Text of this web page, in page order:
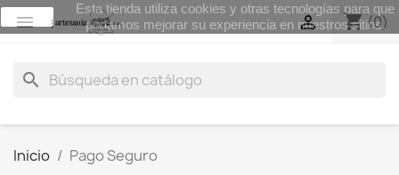
 shopping_cart (0)

search
Inicio Pago Seguro
aceptar
Esta tienda utiliza cookies y otras tecnologías para que
podamos mejorar su experiencia en nuestros sitios.